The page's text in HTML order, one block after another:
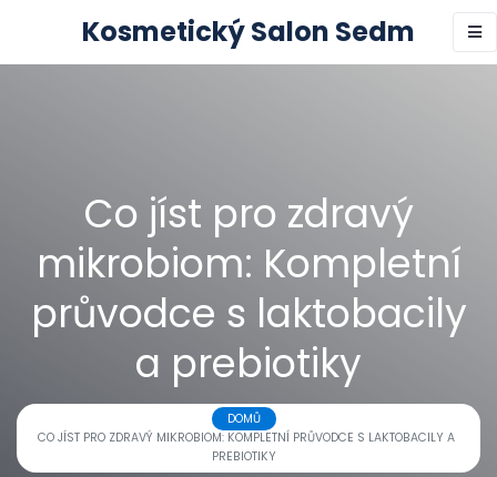
Kosmetický Salon Sedm
Co jíst pro zdravý
mikrobiom: Kompletní
průvodce s laktobacily
a prebiotiky
DOMŮ
CO JÍST PRO ZDRAVÝ MIKROBIOM: KOMPLETNÍ PRŮVODCE S LAKTOBACILY A
PREBIOTIKY